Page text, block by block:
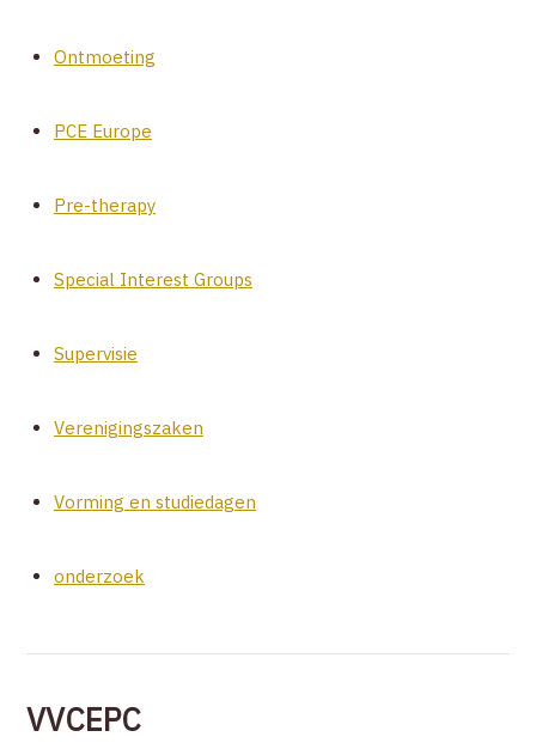
Ontmoeting
PCE Europe
Pre-therapy
Special Interest Groups
Supervisie
Verenigingszaken
Vorming en studiedagen
onderzoek
VVCEPC